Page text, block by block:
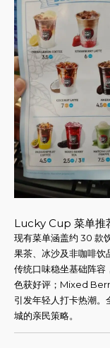
Lucky Cup 菜单推
现有菜单涵盖约 30 款
果茶、冰沙及非咖啡
传统口味稳坐基础阵
色获好评；Mixed
引发年轻人打卡热潮。
城的亲民策略。